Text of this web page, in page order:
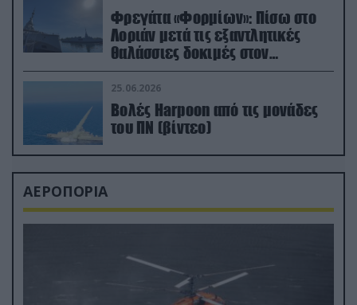
Φρεγάτα «Φορμίων»: Πίσω στο
Λοριάν μετά τις εξαντλητικές
θαλάσσιες δοκιμές στον
απαιτητικό Βισκαϊκό
25.06.2026
Βολές Harpoon από τις μονάδες
του ΠΝ (βίντεο)
ΑΕΡΟΠΟΡΙΑ